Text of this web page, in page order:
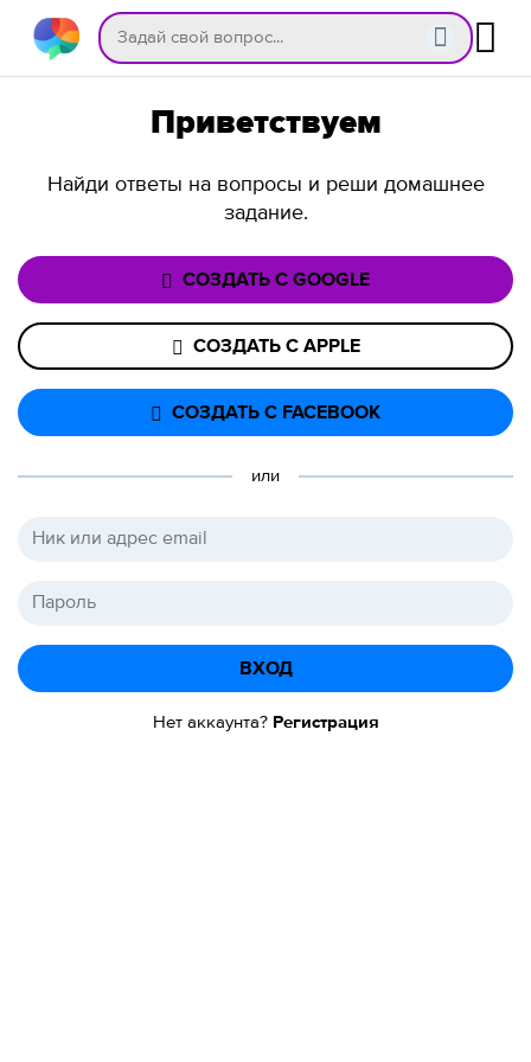
Приветствуем
Найди ответы на вопросы и реши домашнее
задание.
СОЗДАТЬ С GOOGLE
СОЗДАТЬ С APPLE
СОЗДАТЬ С FACEBOOK
или
ВХОД
Нет аккаунта? Регистрация